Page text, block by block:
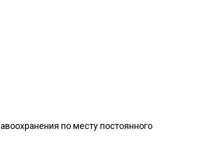
по месту постоянного